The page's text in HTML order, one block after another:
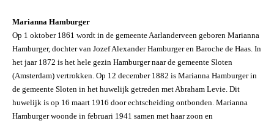
Marianna Hamburger
Op 1 oktober 1861 wordt in de gemeente Aarlanderveen geboren Marianna
Hamburger, dochter van Jozef Alexander Hamburger en Baroche de Haas. In
het jaar 1872 is het hele gezin Hamburger naar de gemeente Sloten
(Amsterdam) vertrokken. Op 12 december 1882 is Marianna Hamburger in
de gemeente Sloten in het huwelijk getreden met Abraham Levie. Dit
huwelijk is op 16 maart 1916 door echtscheiding ontbonden. Marianna
Hamburger woonde in februari 1941 samen met haar zoon en